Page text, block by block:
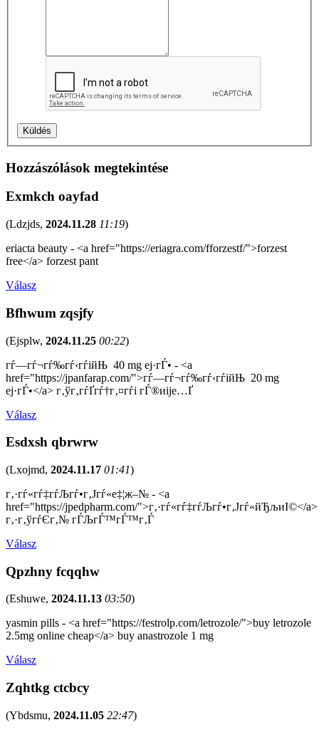
Hozzászólások megtekintése
Exmkch oayfad
(Ldzjds, 2024.11.28 11:19)
eriacta beauty - <a href="https://eriagra.com/fforzestf/">forzest
free</a> forzest pant
Válasz
Bfhwum zqsjfy
(Ejsplw, 2024.11.25 00:22)
гѓ—гѓ¬гѓ‰гѓ‹гѓійЊ 40 mg еј·гЃ• - <a
href="https://jpanfarap.com/">гѓ—гѓ¬гѓ‰гѓ‹гѓійЊ 20 mg
еј·гЃ•</a> г‚ўг‚­гѓҐгѓ†г‚¤гѓі гЃ®иіје…Ґ
Válasz
Esdxsh qbrwrw
(Lxojmd, 2024.11.17 01:41)
г‚·гѓ«гѓ‡гѓЉгѓ•г‚Јгѓ«е‡¦ж–№ - <a
href="https://jpedpharm.com/">г‚·гѓ«гѓ‡гѓЉгѓ•г‚Јгѓ«йЂљиІ©</a>
г‚·г‚ўгѓЄг‚№ гЃЉгЃ™гЃ™г‚Ѓ
Válasz
Qpzhny fcqqhw
(Eshuwe, 2024.11.13 03:50)
yasmin pills - <a href="https://festrolp.com/letrozole/">buy letrozole
2.5mg online cheap</a> buy anastrozole 1 mg
Válasz
Zqhtkg ctcbcy
(Ybdsmu, 2024.11.05 22:47)